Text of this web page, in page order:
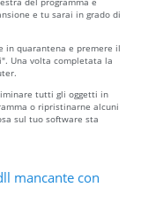
e tu sarai in grado di
in quarantena e premere il
Una volta completata la
tutti gli oggetti in
o ripristinarne alcuni
sul tuo software sta
mancante con